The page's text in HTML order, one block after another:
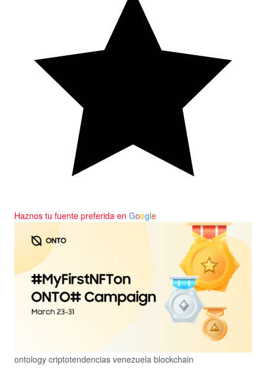
Haznos tu fuente preferida en Google
ontology criptotendencias venezuela blockchain